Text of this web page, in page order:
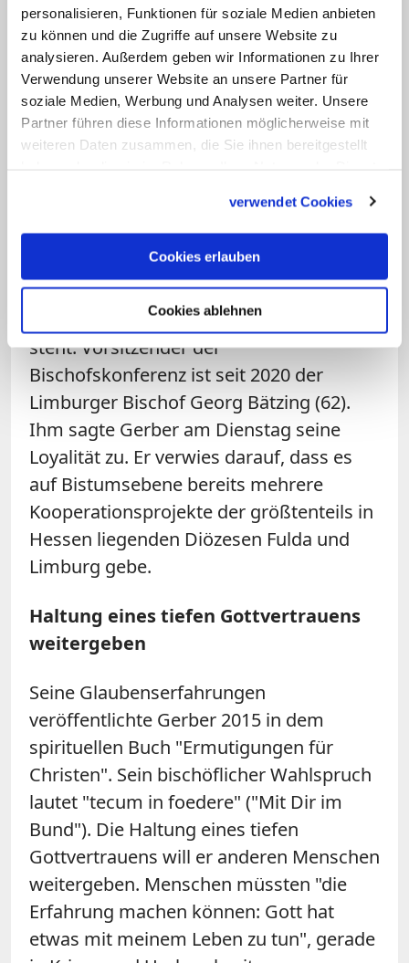
personalisieren, Funktionen für soziale Medien anbieten
zu können und die Zugriffe auf unsere Website zu
analysieren. Außerdem geben wir Informationen zu Ihrer
Verwendung unserer Website an unsere Partner für
soziale Medien, Werbung und Analysen weiter. Unsere
Partner führen diese Informationen möglicherweise mit
weiteren Daten zusammen, die Sie ihnen bereitgestellt
verwendet Cookies
Cookies erlauben
Cookies ablehnen
Bild: © KNA/Dominik Wolf (Archivbild)
Er wolle sich bemühen, "zu vermitteln, zu
verbinden und verschiedene Positionen
Manchen kirchlichen Beobachtern ist
deshalb nach wie vor etwas rätselhaft,
wo Gerber kirchenpolitisch eigentlich
steht. Vorsitzender der
Bischofskonferenz ist seit 2020 der
Limburger Bischof Georg Bätzing (62).
Ihm sagte Gerber am Dienstag seine
Loyalität zu. Er verwies darauf, dass es
auf Bistumsebene bereits mehrere
Kooperationsprojekte der größtenteils in
Hessen liegenden Diözesen Fulda und
Limburg gebe.
Haltung eines tiefen Gottvertrauens
weitergeben
Seine Glaubenserfahrungen
veröffentlichte Gerber 2015 in dem
spirituellen Buch "Ermutigungen für
Christen". Sein bischöflicher Wahlspruch
lautet "tecum in foedere" ("Mit Dir im
Bund"). Die Haltung eines tiefen
Gottvertrauens will er anderen Menschen
weitergeben. Menschen müssten "die
Erfahrung machen können: Gott hat
etwas mit meinem Leben zu tun", gerade